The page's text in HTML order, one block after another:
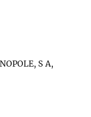
S A,